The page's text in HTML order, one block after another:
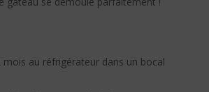
mois au réfrigérateur dans un bocal